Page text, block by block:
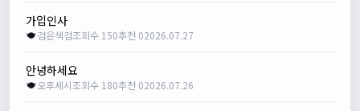
가입인사
검은색검조회수 150추천 02026.07.27
안녕하세요
오후세시조회수 180추천 02026.07.26